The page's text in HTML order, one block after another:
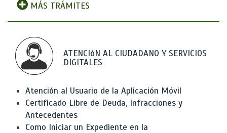
MÁS TRÁMITES
ATENCIóN AL CIUDADANO Y SERVICIOS
DIGITALES
Atención al Usuario de la Aplicación Móvil
Certificado Libre de Deuda, Infracciones y
Antecedentes
Como Iniciar un Expediente en la